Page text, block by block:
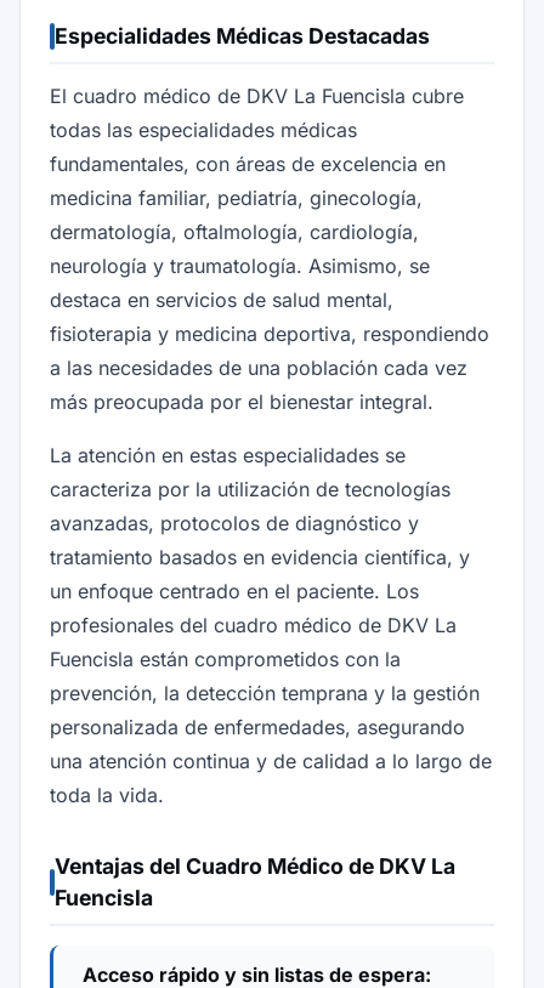
Especialidades Médicas Destacadas
El cuadro médico de DKV La Fuencisla cubre
todas las especialidades médicas
fundamentales, con áreas de excelencia en
medicina familiar, pediatría, ginecología,
dermatología, oftalmología, cardiología,
neurología y traumatología. Asimismo, se
destaca en servicios de salud mental,
fisioterapia y medicina deportiva, respondiendo
a las necesidades de una población cada vez
más preocupada por el bienestar integral.
La atención en estas especialidades se
caracteriza por la utilización de tecnologías
avanzadas, protocolos de diagnóstico y
tratamiento basados en evidencia científica, y
un enfoque centrado en el paciente. Los
profesionales del cuadro médico de DKV La
Fuencisla están comprometidos con la
prevención, la detección temprana y la gestión
personalizada de enfermedades, asegurando
una atención continua y de calidad a lo largo de
toda la vida.
Ventajas del Cuadro Médico de DKV La
Fuencisla
Acceso rápido y sin listas de espera: